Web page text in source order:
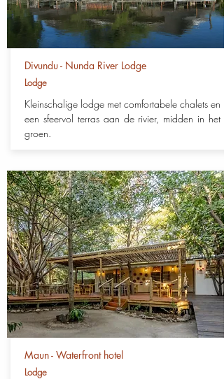
Divundu - Nunda River Lodge
Lodge
Kleinschalige lodge met comfortabele chalets en
een sfeervol terras aan de rivier, midden in het
groen.
Maun - Waterfront hotel
Lodge